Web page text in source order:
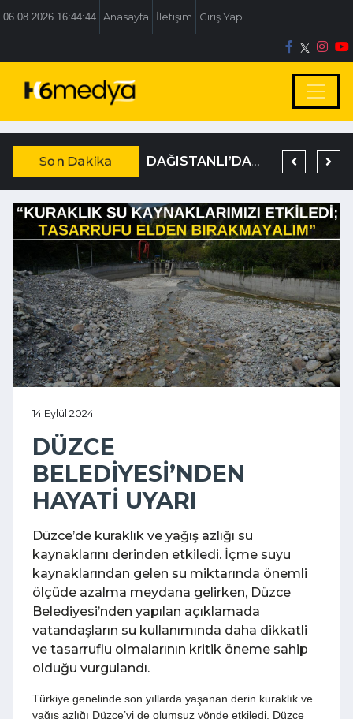
06.08.2026 16:44:45 Anasayfa İletişim Giriş Yap
Son Dakika DAĞISTANLI’DAN, ÖZLÜ’NÜN OTOGAR KARARINA SERT TEPKİ
14 Eylül 2024
DÜZCE
BELEDİYESİ’NDEN
HAYATİ UYARI
Düzce’de kuraklık ve yağış azlığı su
kaynaklarını derinden etkiledi. İçme suyu
kaynaklarından gelen su miktarında önemli
ölçüde azalma meydana gelirken, Düzce
Belediyesi’nden yapılan açıklamada
vatandaşların su kullanımında daha dikkatli
ve tasarruflu olmalarının kritik öneme sahip
olduğu vurgulandı.
Türkiye genelinde son yıllarda yaşanan derin kuraklık ve
yağış azlığı Düzce’yi de olumsuz yönde etkiledi. Düzce